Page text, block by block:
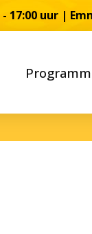
uur |